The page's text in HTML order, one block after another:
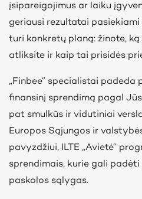
įsipareigojimus ar laiku
geriausi rezultatai
turi konkretų planą: žinote,
atliksite ir kaip tai prisidės
„Finbee“ specialistai padeda
finansinį sprendimą pagal
pat smulkūs ir vidutiniai
Europos Sąjungos ir
pavyzdžiui, ILTE „Avietė“
sprendimais, kurie gali
paskolos sąlygas.